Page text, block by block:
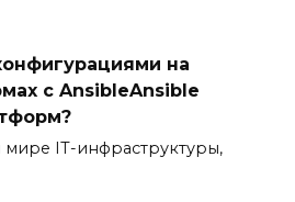
на
с AnsibleAnsible
IT-инфраструктуры,